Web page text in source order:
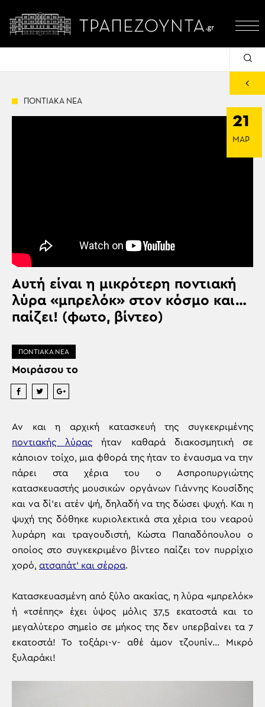
ΠΟΝΤΙΑΚΑ ΝΕΑ
21
ΜΑΡ
Αυτή είναι η μικρότερη ποντιακή
λύρα «μπρελόκ» στον κόσμο και…
παίζει! (φωτο, βίντεο)
ΠΟΝΤΙΑΚΑ ΝΕΑ
Μοιράσου το
Αν και η αρχική κατασκευή της συγκεκριμένης
ποντιακής λύρας ήταν καθαρά διακοσμητική σε
κάποιον τοίχο, μια φθορά της ήταν το έναυσμα να την
πάρει στα χέρια του ο Ασπροπυργιώτης
κατασκευαστής μουσικών οργάνων Γιάννης Κουσίδης
και να δί’ει ατέν ψή, δηλαδή να της δώσει ψυχή. Και η
ψυχή της δόθηκε κυριολεκτικά στα χέρια του νεαρού
λυράρη και τραγουδιστή, Κώστα Παπαδόπουλου ο
οποίος στο συγκεκριμένο βίντεο παίζει τον πυρρίχιο
χορό, ατσαπάτ’ και σέρρα.
Κατασκευασμένη από ξύλο ακακίας, η λύρα «μπρελόκ»
ή «τσέπης» έχει ύψος μόλις 37,5 εκατοστά και το
μεγαλύτερο σημείο σε μήκος της δεν υπερβαίνει τα 7
εκατοστά! Το τοξάρι-ν- αθέ άμον τζουπίν… Μικρό
ξυλαράκι!